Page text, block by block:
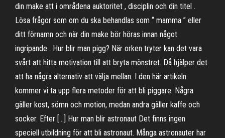
din make att i områdena auktoritet , disciplin och din titel .
Lösa frågor som om du ska behandlas som “ mamma ” eller
ditt förnamn och när din make bör höras innan något
ingripande . Hur blir man pigg? När orken tryter kan det vara
svårt att hitta motivation till att bryta mönstret. Då hjälper det
att ha några alternativ att välja mellan. I den här artikeln
kommer vi ta upp flera metoder för att bli piggare. Några
gäller kost, sömn och motion, medan andra gäller kaffe och
socker. Efter […] Hur man blir astronaut Det finns ingen
speciell utbildning för att bli astronaut. Många astronauter har